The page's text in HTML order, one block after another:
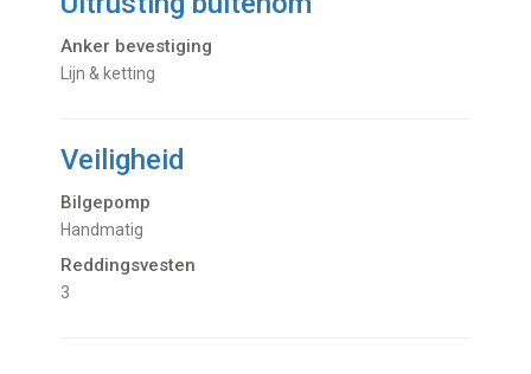
Anker bevestiging
Lijn & ketting
Veiligheid
Bilgepomp
Handmatig
Reddingsvesten
3